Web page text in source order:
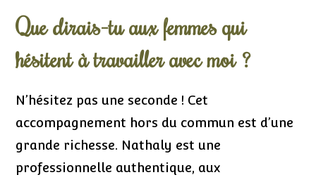
Que dirais-tu aux femmes qui
hésitent à travailler avec moi ?
N’hésitez pas une seconde ! Cet
accompagnement hors du commun est d’une
grande richesse. Nathaly est une
professionnelle authentique, aux